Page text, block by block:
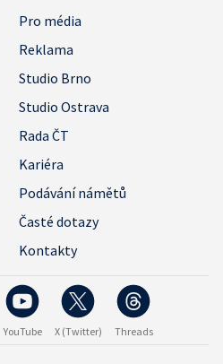
Pro média
Reklama
Studio Brno
Studio Ostrava
Rada ČT
Kariéra
Podávání námětů
Časté dotazy
Kontakty
YouTube X (Twitter) Threads